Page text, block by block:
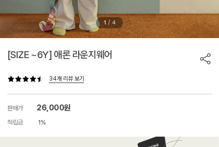
1 / 4
[SIZE ~6Y] 애론 라운지웨어
34개 리뷰 보기
판매가 26,000원
적립금 1%